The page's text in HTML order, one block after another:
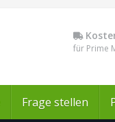
für Prime
Frage stellen